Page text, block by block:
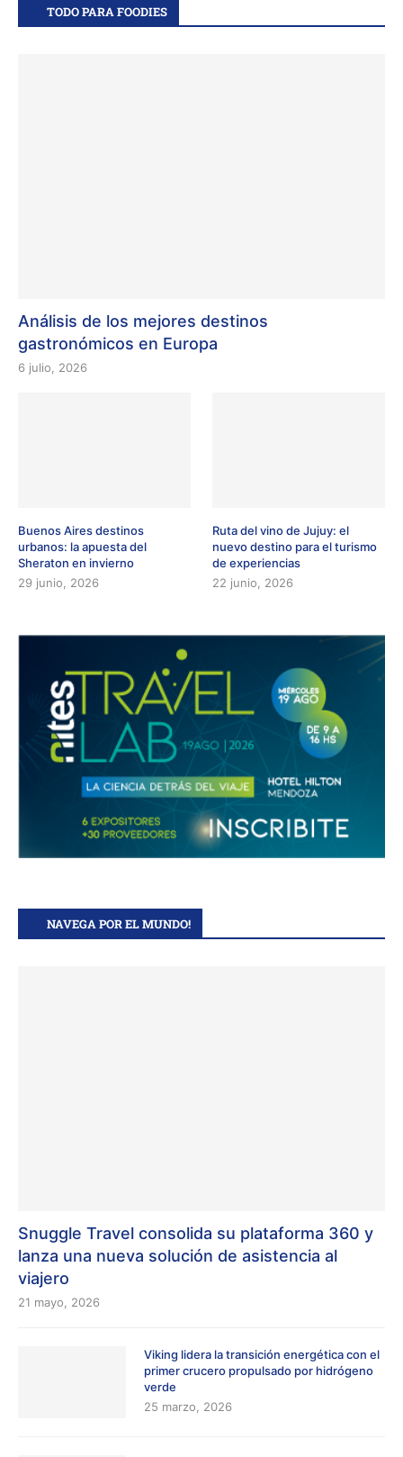
TODO PARA FOODIES
Análisis de los mejores destinos
gastronómicos en Europa
6 julio, 2026
Buenos Aires destinos
urbanos: la apuesta del
Sheraton en invierno
29 junio, 2026
Ruta del vino de Jujuy: el
nuevo destino para el turismo
de experiencias
22 junio, 2026
NAVEGA POR EL MUNDO!
Snuggle Travel consolida su plataforma 360 y
lanza una nueva solución de asistencia al
viajero
21 mayo, 2026
Viking lidera la transición energética con el
primer crucero propulsado por hidrógeno
verde
25 marzo, 2026